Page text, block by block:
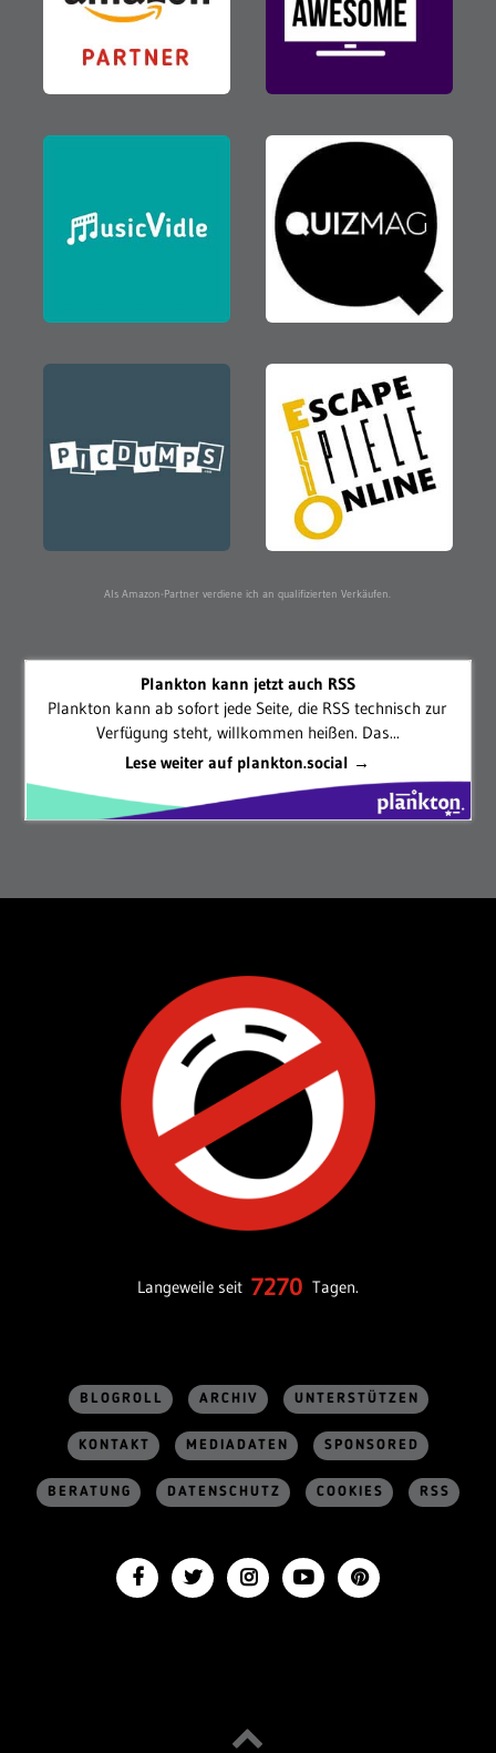
Als Amazon-Partner verdiene ich an qualifizierten Verkäufen.
Plankton kann jetzt auch RSS
Plankton kann ab sofort jede Seite, die RSS technisch zur
Verfügung steht, willkommen heißen. Das...
Lese weiter auf plankton.social →
Langeweile seit 7270 Tagen.
BLOGROLL ARCHIV UNTERSTÜTZEN
KONTAKT MEDIADATEN SPONSORED
BERATUNG DATENSCHUTZ COOKIES RSS